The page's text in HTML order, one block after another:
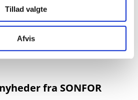
Tillad valgte
Afvis
en forhåndstilkendegivelse
er endnu ikke udarbejdet eller
kontrakter.
fra SONFOR